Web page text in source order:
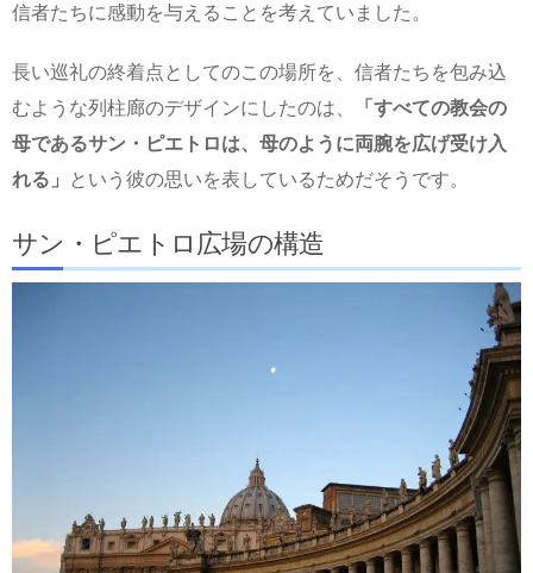
信者たちに感動を与えることを考えていました。
長い巡礼の終着点としてのこの場所を、信者たちを包み込
むような列柱廊のデザインにしたのは、
「すべての教会の
母であるサン・ピエトロは、母のように両腕を広げ受け入
れる」
という彼の思いを表しているためだそうです。
サン・ピエトロ広場の構造